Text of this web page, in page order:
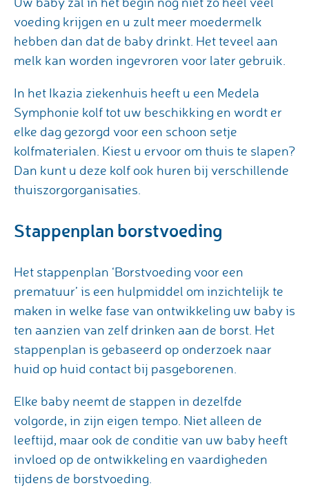
voeding krijgen en u zult meer moedermelk
hebben dan dat de baby drinkt. Het teveel aan
melk kan worden ingevroren voor later gebruik.
In het Ikazia ziekenhuis heeft u een Medela
Symphonie kolf tot uw beschikking en wordt er
elke dag gezorgd voor een schoon setje
kolfmaterialen. Kiest u ervoor om thuis te slapen?
Dan kunt u deze kolf ook huren bij verschillende
thuiszorgorganisaties.
Stappenplan borstvoeding
Het stappenplan ‘Borstvoeding voor een
prematuur’ is een hulpmiddel om inzichtelijk te
maken in welke fase van ontwikkeling uw baby is
ten aanzien van zelf drinken aan de borst. Het
stappenplan is gebaseerd op onderzoek naar
huid op huid contact bij pasgeborenen.
Elke baby neemt de stappen in dezelfde
volgorde, in zijn eigen tempo. Niet alleen de
leeftijd, maar ook de conditie van uw baby heeft
invloed op de ontwikkeling en vaardigheden
tijdens de borstvoeding.